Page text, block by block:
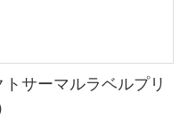
サーマルラベルプリ